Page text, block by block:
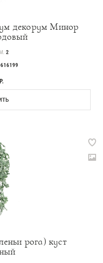
декорум Минор
2
рога) куст